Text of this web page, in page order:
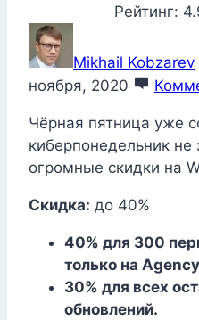
Рейтинг:
Mikhail Kobzarev
ноября, 2020
Чёрная пятница уже
киберпонедельник не
огромные скидки на
Скидка: до 40%
40% для 300
только на
30% для всех
обновлений.